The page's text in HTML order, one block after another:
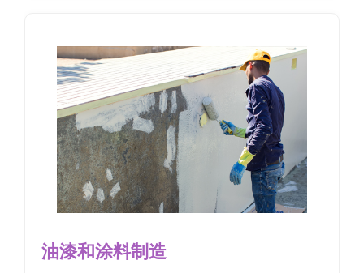
油漆和涂料制造